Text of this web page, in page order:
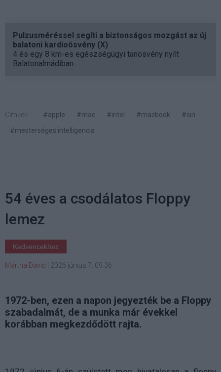
Pulzusméréssel segíti a biztonságos mozgást az új
balatoni kardioösvény (X)
4 és egy 8 km-es egészségügyi tanösvény nyílt
Balatonalmádiban.
Címkék: #apple #mac #intel #macbook
#siri
#mesterséges intelligencia
54 éves a csodálatos Floppy
lemez
Kedvencekhez
Mártha Dávid 2026 június 7. 09:36
1972-ben, ezen a napon jegyezték be a Floppy
szabadalmát, de a munka már évekkel
korábban megkezdődött rajta.